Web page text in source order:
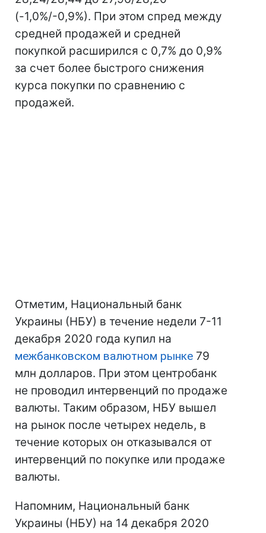
(-1,0%/-0,9%). При этом спред между
средней продажей и средней
покупкой расширился с 0,7% до 0,9%
за счет более быстрого снижения
курса покупки по сравнению с
продажей.
Отметим, Национальный банк
Украины (НБУ) в течение недели 7-11
декабря 2020 года купил на
межбанковском валютном рынке 79
млн долларов. При этом центробанк
не проводил интервенций по продаже
валюты. Таким образом, НБУ вышел
на рынок после четырех недель, в
течение которых он отказывался от
интервенций по покупке или продаже
валюты.
Напомним, Национальный банк
Украины (НБУ) на 14 декабря 2020